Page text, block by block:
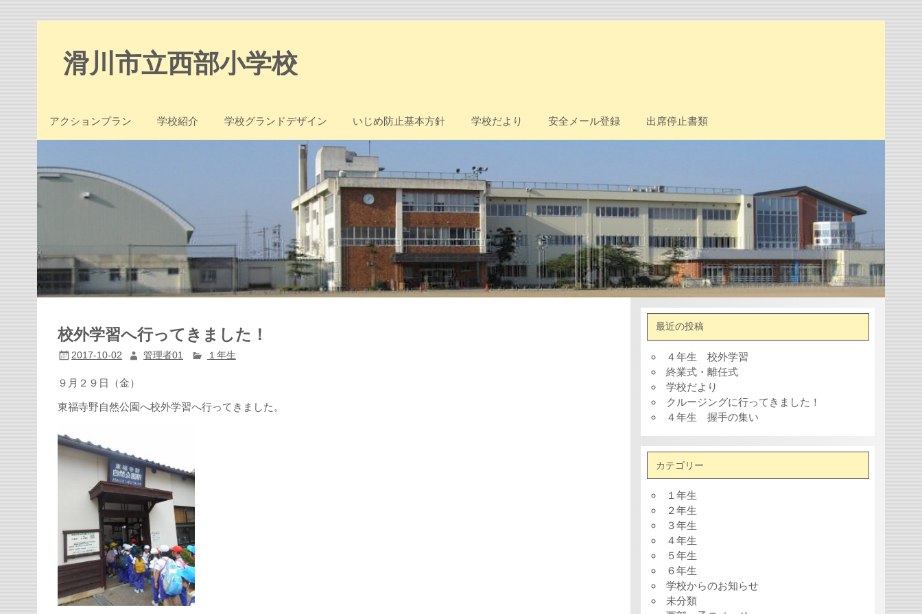
滑川市立西部小学校
アクションプラン 学校紹介 学校グランドデザイン いじめ防止基本方針 学校だより 安全メール登録 出席停止書類
校外学習へ行ってきました！
2017-10-02 管理者01 １年生
９月２９日（金）
東福寺野自然公園へ校外学習へ行ってきました。
最近の投稿
４年生 校外学習
終業式・離任式
学校だより
クルージングに行ってきました！
４年生 握手の集い
カテゴリー
１年生
２年生
３年生
４年生
５年生
６年生
学校からのお知らせ
未分類